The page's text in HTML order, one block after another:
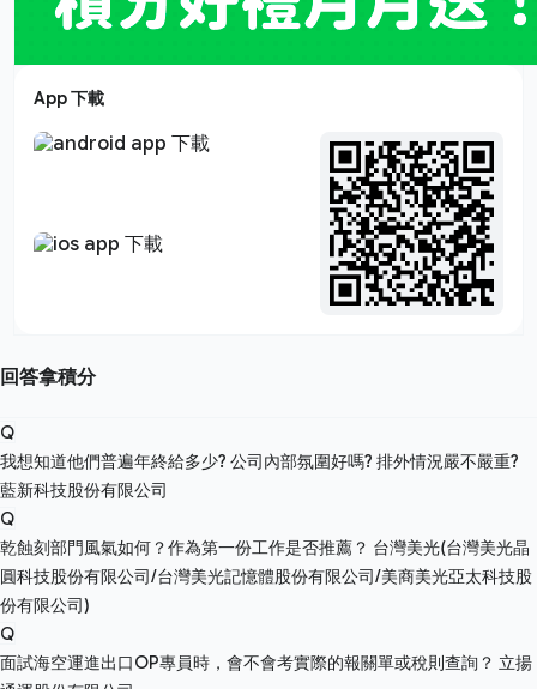
App 下載
回答拿積分
Q
我想知道他們普遍年終給多少? 公司內部氛圍好嗎? 排外情況嚴不嚴重?
藍新科技股份有限公司
Q
乾蝕刻部門風氣如何？作為第一份工作是否推薦？ 台灣美光(台灣美光晶
圓科技股份有限公司/台灣美光記憶體股份有限公司/美商美光亞太科技股
份有限公司)
Q
面試海空運進出口OP專員時，會不會考實際的報關單或稅則查詢？ 立揚